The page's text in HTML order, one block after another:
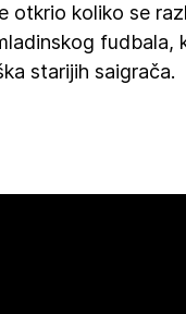
otkrio koliko se
fudbala,
starijih saigrača.